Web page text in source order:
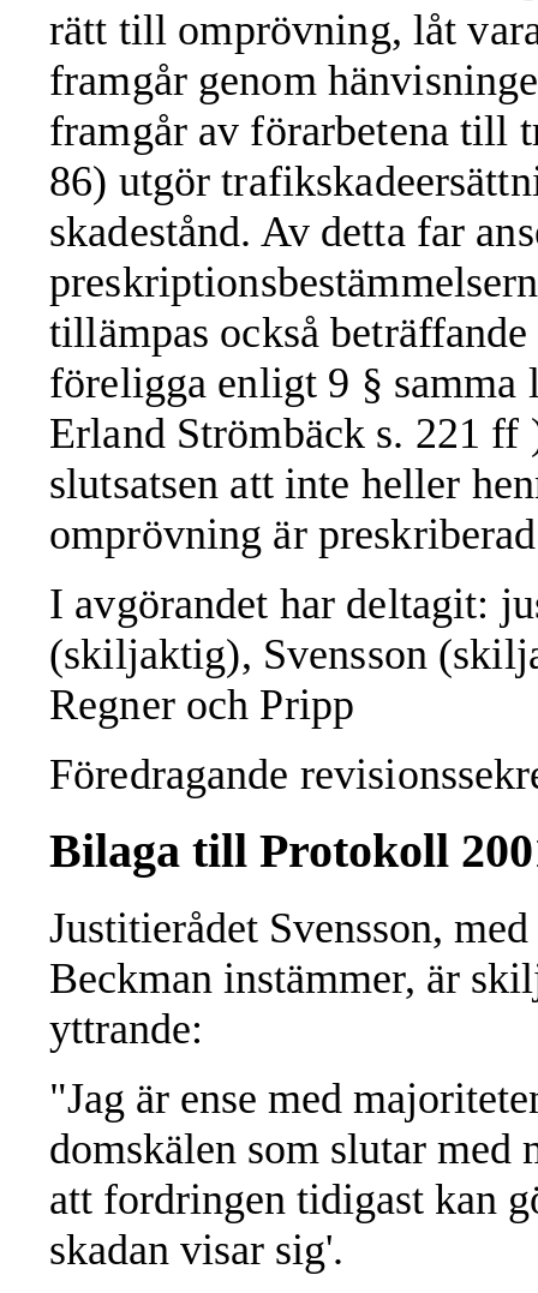
rätt till omprövning, låt
framgår genom
framgår av förarbetena till
86) utgör
skadestånd. Av detta far
tillämpas också
föreligga enligt 9 §
Erland Strömbäck s. 221
slutsatsen att inte heller
omprövning är
I avgörandet har deltagit:
(skiljaktig), Svensson
Regner och Pripp
Föredragande
Bilaga till Protokoll
Justitierådet Svensson,
Beckman instämmer, är
yttrande:
"Jag är ense med
domskälen som slutar med
att fordringen tidigast kan
skadan visar sig'.